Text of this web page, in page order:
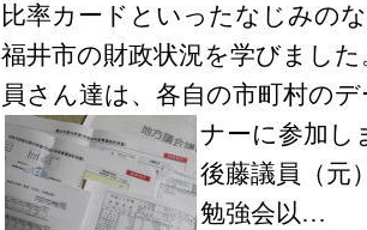
比率カードといったなじみの
福井市の財政状況を学びまし
員さん達は、各自の市町村の
ナーに参加し
後藤議員（元
勉強会以…